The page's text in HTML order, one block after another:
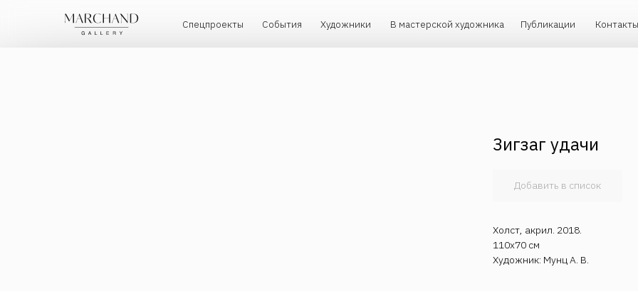
Спецпроекты События Художники В мастерской художника Публикации Контакты
Зигзаг удачи
Добавить в список
Холст, акрил. 2018.
110х70 см
Художник: Мунц А. В.